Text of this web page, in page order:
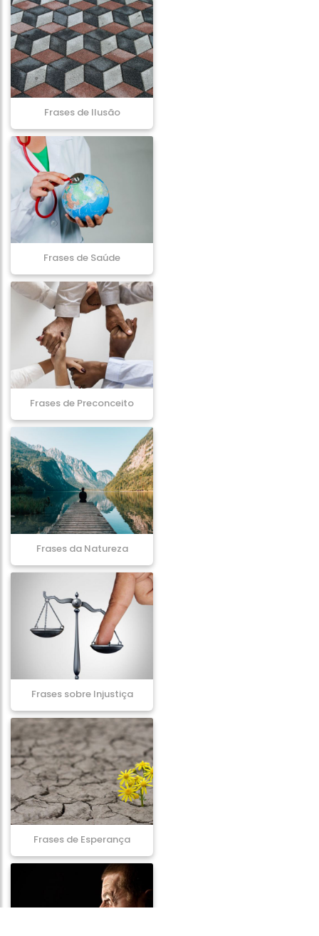
Frases de Ilusão
Frases de Saúde
Frases de Preconceito
Frases da Natureza
Frases sobre Injustiça
Frases de Esperança